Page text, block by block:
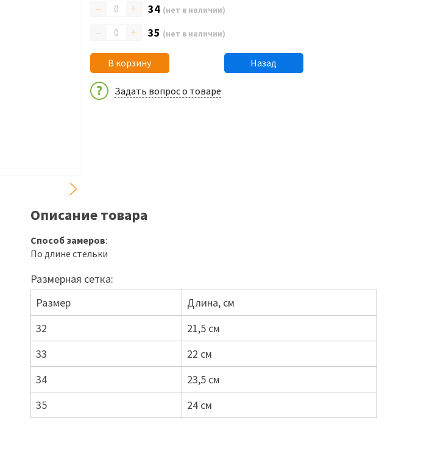
– + 34 (нет в наличии)
– + 35 (нет в наличии)
В корзину Назад
Задать вопрос о товаре
Описание товара
Способ замеров:
По длине стельки
Размерная сетка:
Размер
Длина, см
32
21,5 см
33
22 см
34
23,5 см
35
24 см